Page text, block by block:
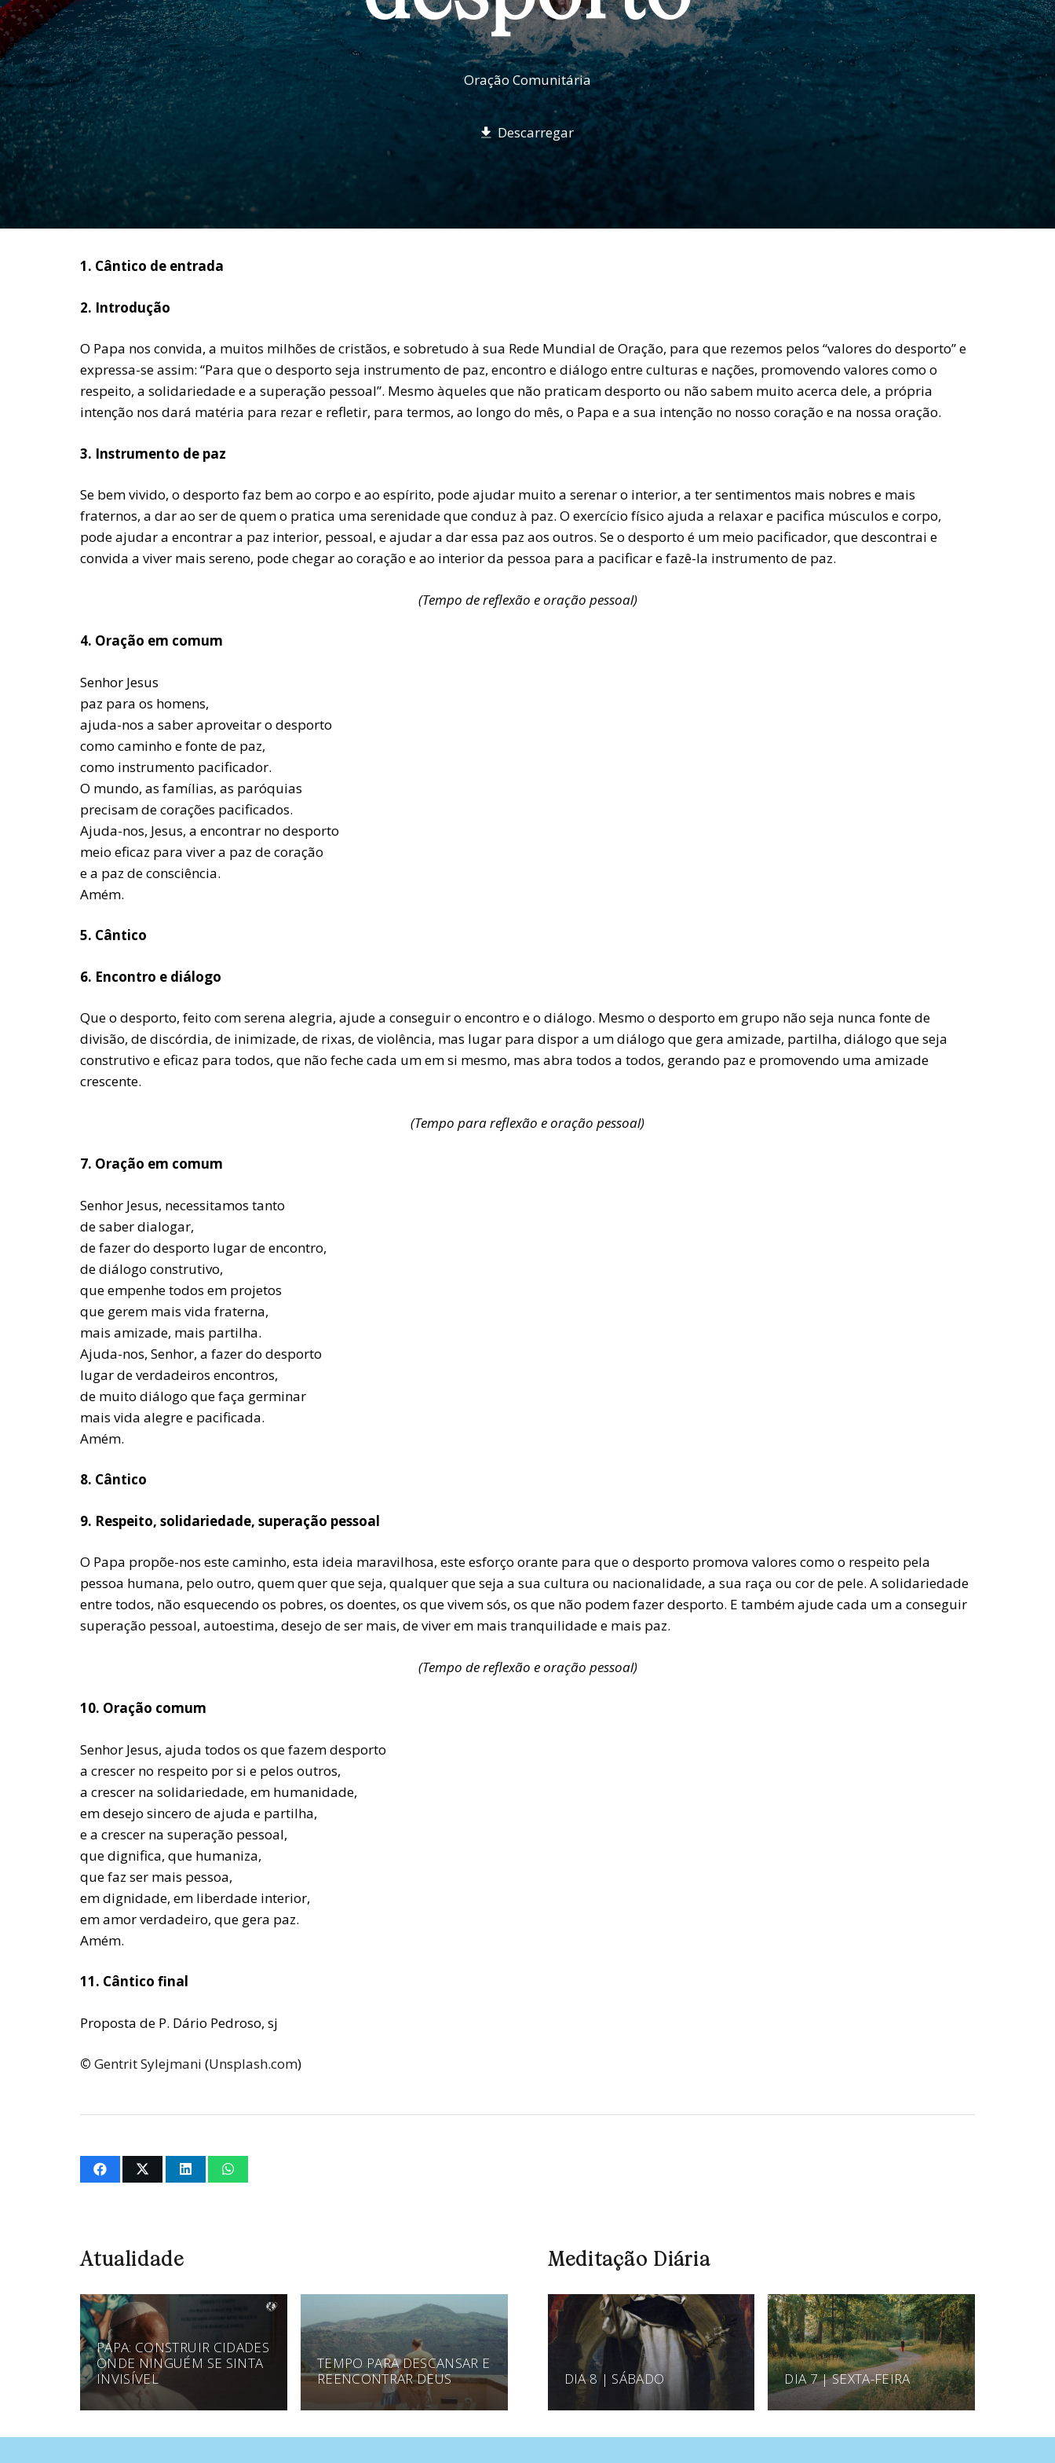
Oração Comunitária
Descarregar
1. Cântico de entrada
2. Introdução
O Papa nos convida, a muitos milhões de cristãos, e sobretudo à sua Rede Mundial de Oração, para que rezemos pelos “valores do desporto” e
expressa-se assim: “Para que o desporto seja instrumento de paz, encontro e diálogo entre culturas e nações, promovendo valores como o
respeito, a solidariedade e a superação pessoal”. Mesmo àqueles que não praticam desporto ou não sabem muito acerca dele, a própria
intenção nos dará matéria para rezar e refletir, para termos, ao longo do mês, o Papa e a sua intenção no nosso coração e na nossa oração.
3. Instrumento de paz
Se bem vivido, o desporto faz bem ao corpo e ao espírito, pode ajudar muito a serenar o interior, a ter sentimentos mais nobres e mais
fraternos, a dar ao ser de quem o pratica uma serenidade que conduz à paz. O exercício físico ajuda a relaxar e pacifica músculos e corpo,
pode ajudar a encontrar a paz interior, pessoal, e ajudar a dar essa paz aos outros. Se o desporto é um meio pacificador, que descontrai e
convida a viver mais sereno, pode chegar ao coração e ao interior da pessoa para a pacificar e fazê-la instrumento de paz.
(Tempo de reflexão e oração pessoal)
4. Oração em comum
Senhor Jesus
paz para os homens,
ajuda-nos a saber aproveitar o desporto
como caminho e fonte de paz,
como instrumento pacificador.
O mundo, as famílias, as paróquias
precisam de corações pacificados.
Ajuda-nos, Jesus, a encontrar no desporto
meio eficaz para viver a paz de coração
e a paz de consciência.
Amém.
5. Cântico
6. Encontro e diálogo
Que o desporto, feito com serena alegria, ajude a conseguir o encontro e o diálogo. Mesmo o desporto em grupo não seja nunca fonte de
divisão, de discórdia, de inimizade, de rixas, de violência, mas lugar para dispor a um diálogo que gera amizade, partilha, diálogo que seja
construtivo e eficaz para todos, que não feche cada um em si mesmo, mas abra todos a todos, gerando paz e promovendo uma amizade
crescente.
(Tempo para reflexão e oração pessoal)
7. Oração em comum
Senhor Jesus, necessitamos tanto
de saber dialogar,
de fazer do desporto lugar de encontro,
de diálogo construtivo,
que empenhe todos em projetos
que gerem mais vida fraterna,
mais amizade, mais partilha.
Ajuda-nos, Senhor, a fazer do desporto
lugar de verdadeiros encontros,
de muito diálogo que faça germinar
mais vida alegre e pacificada.
Amém.
8. Cântico
9. Respeito, solidariedade, superação pessoal
O Papa propõe-nos este caminho, esta ideia maravilhosa, este esforço orante para que o desporto promova valores como o respeito pela
pessoa humana, pelo outro, quem quer que seja, qualquer que seja a sua cultura ou nacionalidade, a sua raça ou cor de pele. A solidariedade
entre todos, não esquecendo os pobres, os doentes, os que vivem sós, os que não podem fazer desporto. E também ajude cada um a conseguir
superação pessoal, autoestima, desejo de ser mais, de viver em mais tranquilidade e mais paz.
(Tempo de reflexão e oração pessoal)
10. Oração comum
Senhor Jesus, ajuda todos os que fazem desporto
a crescer no respeito por si e pelos outros,
a crescer na solidariedade, em humanidade,
em desejo sincero de ajuda e partilha,
e a crescer na superação pessoal,
que dignifica, que humaniza,
que faz ser mais pessoa,
em dignidade, em liberdade interior,
em amor verdadeiro, que gera paz.
Amém.
11. Cântico final
Proposta de P. Dário Pedroso, sj
© Gentrit Sylejmani (Unsplash.com)
Atualidade
PAPA: CONSTRUIR CIDADES
ONDE NINGUÉM SE SINTA
INVISÍVEL
TEMPO PARA DESCANSAR E
REENCONTRAR DEUS
Meditação Diária
DIA 8 | SÁBADO DIA 7 | SEXTA-FEIRA